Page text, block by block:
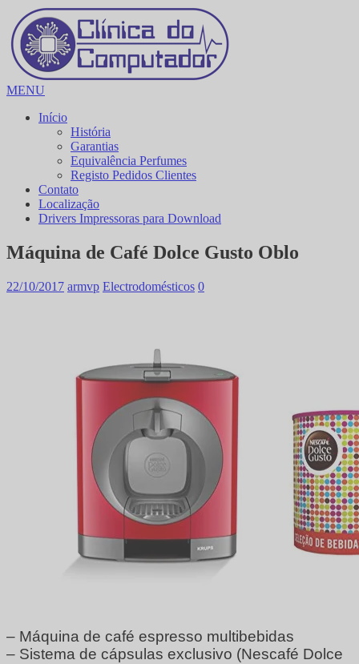
MENU
Início
História
Garantias
Equivalência Perfumes
Registo Pedidos Clientes
Contato
Localização
Drivers Impressoras para Download
Máquina de Café Dolce Gusto Oblo
22/10/2017 armvp Electrodomésticos 0
– Máquina de café espresso multibebidas
– Sistema de cápsulas exclusivo (Nescafé Dolce